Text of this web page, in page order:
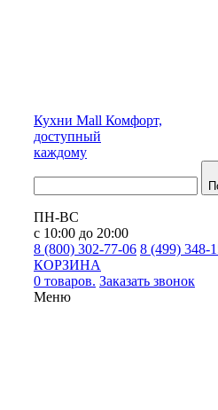
Кухни Mall Комфорт,
доступный
каждому
ПН-ВС
с 10:00 до 20:00
8 (800) 302-77-06 8 (499) 348-
КОРЗИНА
0 товаров. Заказать звонок
Меню